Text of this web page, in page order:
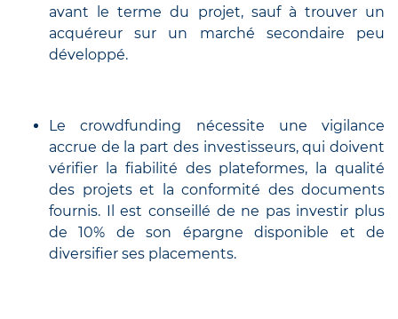
avant le terme du projet, sauf à trouver un
acquéreur sur un marché secondaire peu
développé.
Le crowdfunding nécessite une vigilance
accrue de la part des investisseurs, qui doivent
vérifier la fiabilité des plateformes, la qualité
des projets et la conformité des documents
fournis. Il est conseillé de ne pas investir plus
de 10% de son épargne disponible et de
diversifier ses placements.